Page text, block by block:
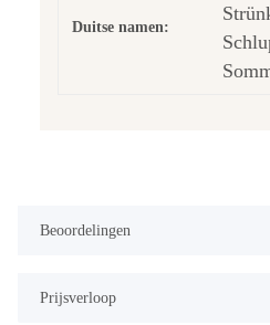
Duitse namen:
Beoordelingen
Prijsverloop